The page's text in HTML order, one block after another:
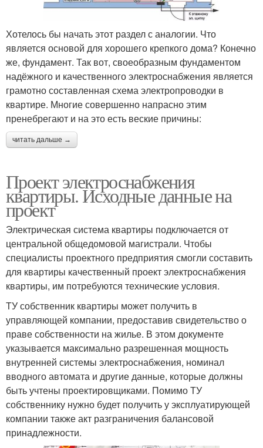
Хотелось бы начать этот раздел с аналогии. Что
является основой для хорошего крепкого дома? Конечно
же, фундамент. Так вот, своеобразным фундаментом
надёжного и качественного электроснабжения является
грамотно составленная схема электропроводки в
квартире. Многие совершенно напрасно этим
пренебрегают и на это есть веские причины:
читать дальше →
Проект электроснабжения
квартиры. Исходные данные на
проект
Электрическая система квартиры подключается от
центральной общедомовой магистрали. Чтобы
специалисты проектного предприятия смогли составить
для квартиры качественный проект электроснабжения
квартиры, им потребуются технические условия.
ТУ собственник квартиры может получить в
управляющей компании, предоставив свидетельство о
праве собственности на жилье. В этом документе
указывается максимально разрешенная мощность
внутренней системы электроснабжения, номинал
вводного автомата и другие данные, которые должны
быть учтены проектировщиками. Помимо ТУ
собственнику нужно будет получить у эксплуатирующей
компании также акт разграничения балансовой
принадлежности.